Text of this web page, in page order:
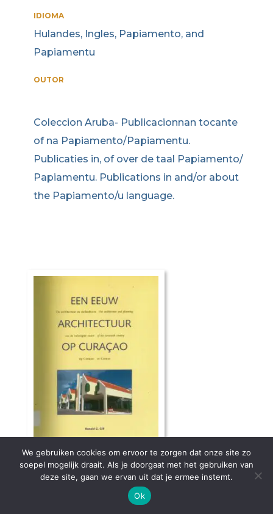
IDIOMA
Hulandes, Ingles, Papiamento, and
Papiamentu
OUTOR
Coleccion Aruba- Publicacionnan tocante
of na Papiamento/Papiamentu.
Publicaties in, of over de taal Papiamento/
Papiamentu. Publications in and/or about
the Papiamento/u language.
Een eeuw Architectuur op
Curaçao
De architectuur en stedenbouw van de
We gebruiken cookies om ervoor te zorgen dat onze site zo
soepel mogelijk draait. Als je doorgaat met het gebruiken van
deze site, gaan we ervan uit dat je ermee instemt.
Ok